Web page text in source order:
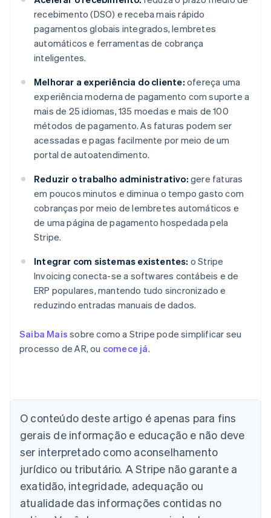
recebimento (DSO) e receba mais rápido
pagamentos globais integrados, lembretes
automáticos e ferramentas de cobrança
inteligentes.
Melhorar a experiência do cliente: ofereça uma
experiência moderna de pagamento com suporte a
mais de 25 idiomas, 135 moedas e mais de 100
métodos de pagamento. As faturas podem ser
acessadas e pagas facilmente por meio de um
portal de autoatendimento.
Reduzir o trabalho administrativo: gere faturas
em poucos minutos e diminua o tempo gasto com
cobranças por meio de lembretes automáticos e
de uma página de pagamento hospedada pela
Stripe.
Integrar com sistemas existentes: o Stripe
Invoicing conecta-se a softwares contábeis e de
ERP populares, mantendo tudo sincronizado e
reduzindo entradas manuais de dados.
Saiba Mais sobre como a Stripe pode simplificar seu
processo de AR, ou comece já.
O conteúdo deste artigo é apenas para fins
gerais de informação e educação e não deve
ser interpretado como aconselhamento
jurídico ou tributário. A Stripe não garante a
exatidão, integridade, adequação ou
atualidade das informações contidas no
Austrália
Áustria
DeutschEnglish
Bélgica
English
Brasil
Português English
Bulgária